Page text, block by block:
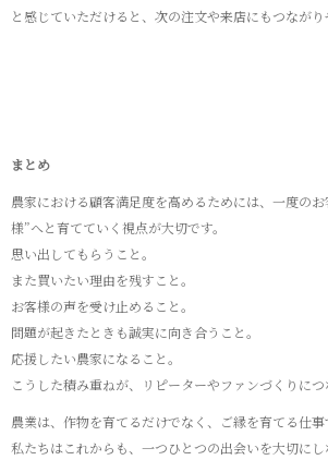
と感じていただけると、次の注文や来店にもつなが
まとめ
農家における顧客満足度を高めるためには、一度の
様”へと育てていく視点が大切です。
思い出してもらうこと。
また買いたい理由を残すこと。
お客様の声を受け止めること。
問題が起きたときも誠実に向き合うこと。
応援したい農家になること。
こうした積み重ねが、リピーターやファンづくりに
農業は、作物を育てるだけでなく、ご縁を育てる仕事
私たちはこれからも、一つひとつの出会いを大切に